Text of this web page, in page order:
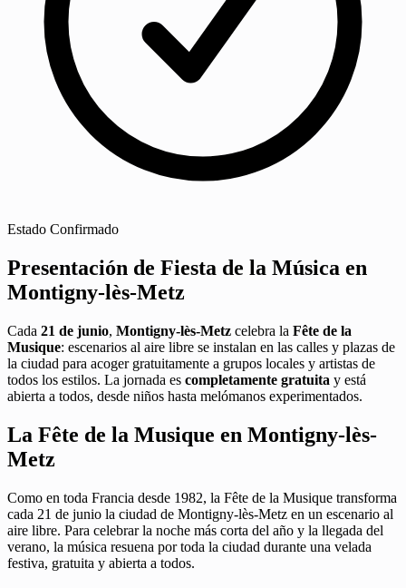
Estado Confirmado
Presentación de Fiesta de la Música en
Montigny-lès-Metz
Cada 21 de junio, Montigny-lès-Metz celebra la Fête de la
Musique: escenarios al aire libre se instalan en las calles y plazas de
la ciudad para acoger gratuitamente a grupos locales y artistas de
todos los estilos. La jornada es completamente gratuita y está
abierta a todos, desde niños hasta melómanos experimentados.
La Fête de la Musique en Montigny-lès-
Metz
Como en toda Francia desde 1982, la Fête de la Musique transforma
cada 21 de junio la ciudad de Montigny-lès-Metz en un escenario al
aire libre. Para celebrar la noche más corta del año y la llegada del
verano, la música resuena por toda la ciudad durante una velada
festiva, gratuita y abierta a todos.